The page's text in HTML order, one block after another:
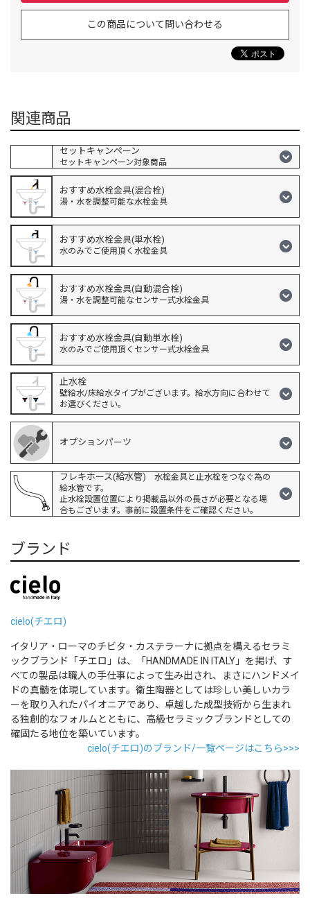
この商品について問い合わせる
関連商品
セットキャンペーン
セットキャンペーン対象商品
おすすめ水栓金具(混合栓)
湯・水を調整可能な水栓金具
おすすめ水栓金具(単水栓)
水のみでご使用頂く水栓金具
おすすめ水栓金具(自動混合栓)
湯・水を調整可能なセンサー式水栓金具
おすすめ水栓金具(自動単水栓)
水のみでご使用頂くセンサー式水栓金具
止水栓
壁給水/床給水タイプがございます。給水方向に合わせて
お選びください。
オプションパーツ
フレキホース(給水管) 水栓金具と止水栓をつなぐ為の
給水管です。
止水栓設置位置により掲載品以外の長さが必要となる場
合もございます。事前に設置条件をご確認ください。
ブランド
cielo(チエロ)
イタリア・ローマのチビタ・カステラーナに拠点を構えるセラミ
ックブランド「チエロ」は、「HANDMADE IN ITALY」を掲げ、す
べての製品は職人の手仕事によって生み出され、まさにハンドメイ
ドの真髄を体現しています。衛生陶器としては珍しい美しいカラ
ーを取り入れたパイオニアであり、卓越した成型技術から生まれ
る独創的なフォルムとともに、高級セラミックブランドとしての
確固たる地位を築いています。
cielo(チエロ)のブランド/一覧ページはこちら>>>